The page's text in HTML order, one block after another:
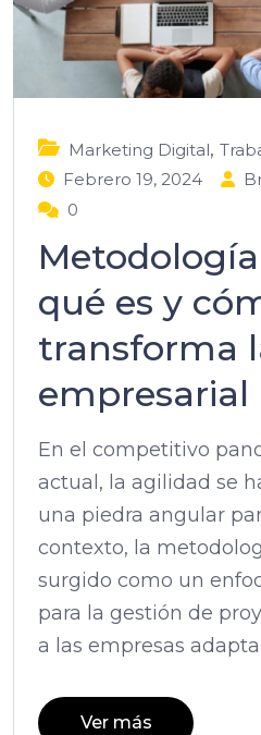
Marketing Digital,
Febrero 19, 2024
0
qué es y
transforma
empresarial
En el competitivo
actual, la agilidad se
una piedra angular
contexto, la
surgido como un
para la gestión de
a las empresas
Ver más